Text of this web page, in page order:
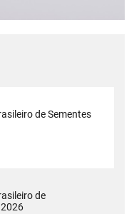
de Sementes
de